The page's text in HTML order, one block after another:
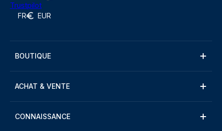
Trustpilot
FR EUR
BOUTIQUE
ACHAT & VENTE
CONNAISSANCE